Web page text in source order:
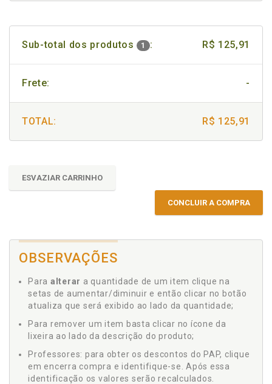
Sub-total dos produtos 1 : R$ 125,91
Frete: -
TOTAL: R$ 125,91
ESVAZIAR CARRINHO
CONCLUIR A COMPRA
OBSERVAÇÕES
Para alterar a quantidade de um item clique na
setas de aumentar/diminuir e então clicar no botão
atualiza que será exibido ao lado da quantidade;
Para remover um item basta clicar no ícone da
lixeira ao lado da descrição do produto;
Professores: para obter os descontos do PAP, clique
em encerra compra e identifique-se. Após essa
identificação os valores serão recalculados.